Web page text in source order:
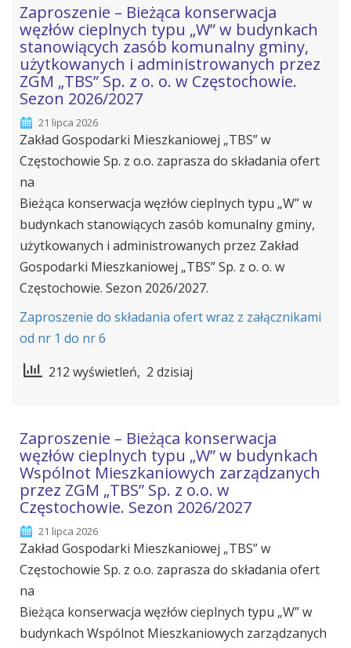
Zaproszenie – Bieżąca konserwacja
węzłów cieplnych typu „W” w budynkach
stanowiących zasób komunalny gminy,
użytkowanych i administrowanych przez
ZGM „TBS” Sp. z o. o. w Częstochowie.
Sezon 2026/2027
21 lipca 2026
Zakład Gospodarki Mieszkaniowej „TBS” w
Częstochowie Sp. z o.o. zaprasza do składania ofert
na
Bieżąca konserwacja węzłów cieplnych typu „W” w
budynkach stanowiących zasób komunalny gminy,
użytkowanych i administrowanych przez Zakład
Gospodarki Mieszkaniowej „TBS” Sp. z o. o. w
Częstochowie. Sezon 2026/2027.
Zaproszenie do składania ofert wraz z załącznikami
od nr 1 do nr 6
212 wyświetleń, 2 dzisiaj
Zaproszenie – Bieżąca konserwacja
węzłów cieplnych typu „W” w budynkach
Wspólnot Mieszkaniowych zarządzanych
przez ZGM „TBS” Sp. z o.o. w
Częstochowie. Sezon 2026/2027
21 lipca 2026
Zakład Gospodarki Mieszkaniowej „TBS” w
Częstochowie Sp. z o.o. zaprasza do składania ofert
na
Bieżąca konserwacja węzłów cieplnych typu „W” w
budynkach Wspólnot Mieszkaniowych zarządzanych